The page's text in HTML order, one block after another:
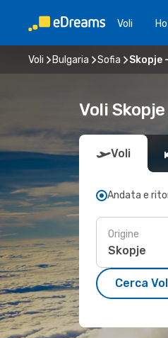
Voli
Voli Bulgaria Sofia Skopje
Voli
Voli
Andata e
Origine
Cerca